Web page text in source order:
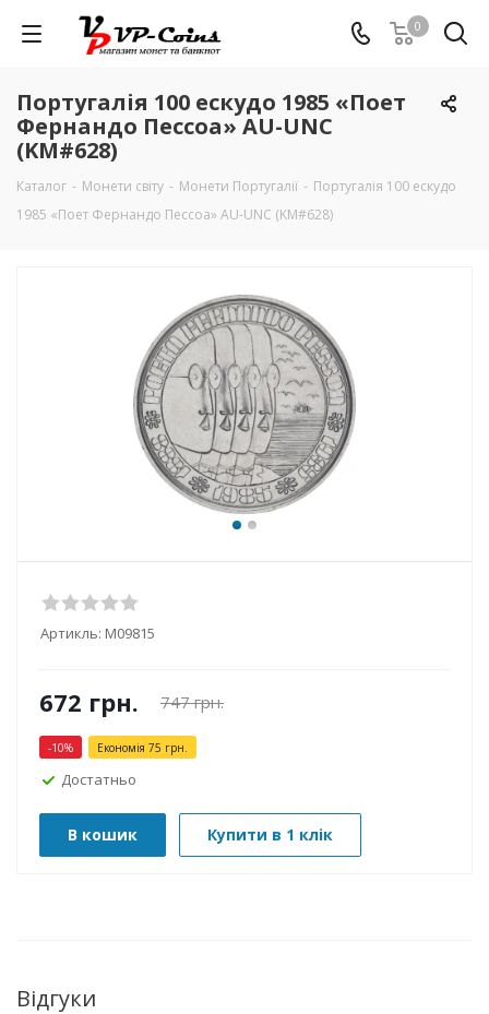
0
Португалія 100 ескудо 1985 «Поет
Фернандо Пессоа» AU-UNC
(KM#628)
Каталог - Монети світу - Монети Португалії - Португалія 100 ескудо
1985 «Поет Фернандо Пессоа» AU-UNC (KM#628)
Артикль: М09815
672 грн. 747грн.
-10% Економія 75 грн.
Достатньо
В кошик Купити в 1 клік
Відгуки